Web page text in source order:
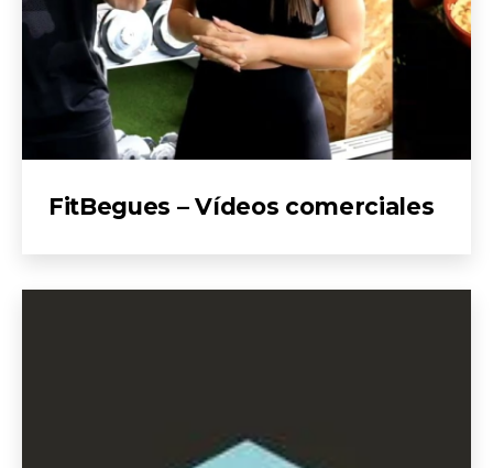
FitBegues – Vídeos comerciales